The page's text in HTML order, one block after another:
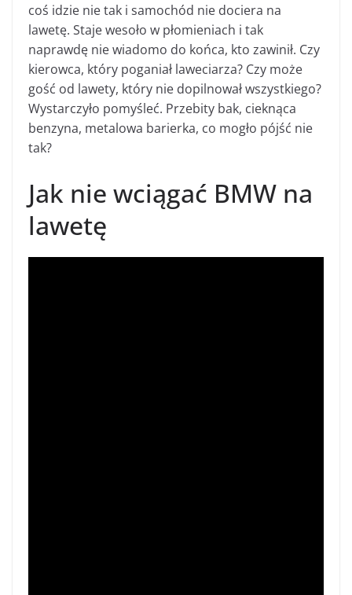
coś idzie nie tak i samochód nie dociera na
lawetę. Staje wesoło w płomieniach i tak
naprawdę nie wiadomo do końca, kto zawinił. Czy
kierowca, który poganiał laweciarza? Czy może
gość od lawety, który nie dopilnował wszystkiego?
Wystarczyło pomyśleć. Przebity bak, cieknąca
benzyna, metalowa barierka, co mogło pójść nie
tak?
Jak nie wciągać BMW na
lawetę